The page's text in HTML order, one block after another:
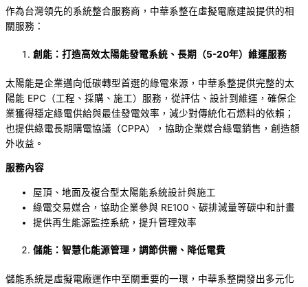
作為台灣領先的系統整合服務商，中華系整在虛擬電廠建設提供的相
關服務：
創能：打造高效太陽能發電系統、長期 （5-20年） 維運服務
太陽能是企業邁向低碳轉型首選的綠電來源，中華系整提供完整的太
陽能 EPC（工程、採購、施工）服務，從評估、設計到維運，確保企
業獲得穩定綠電供給與最佳發電效率，減少對傳統化石燃料的依賴；
也提供綠電長期購電協議（CPPA），協助企業媒合綠電銷售，創造額
外收益。
服務內容
屋頂、地面及複合型太陽能系統設計與施工
綠電交易媒合，協助企業參與 RE100、碳排減量等碳中和計畫
提供再生能源監控系統，提升管理效率
儲能：智慧化能源管理，調節供需、降低電費
儲能系統是虛擬電廠運作中至關重要的一環，中華系整開發出多元化